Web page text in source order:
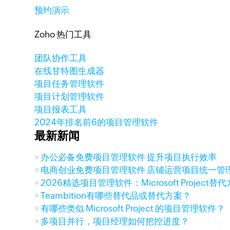
预约演示
Zoho 热门工具
团队协作工具
在线甘特图生成器
项目任务管理软件
项目计划管理软件
项目报表工具
2024年排名前6的项目管理软件
最新新闻
办公必备免费项目管理软件 提升项目执行效率
电商创业免费项目管理软件 店铺运营项目统一管
2026精选项目管理软件：Microsoft Project替代
Teambition有哪些替代品或替代方案？
有哪些类似 Microsoft Project 的项目管理软件？
多项目并行，项目经理如何把控进度？